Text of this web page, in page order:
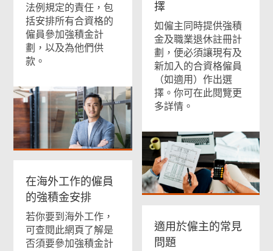
法例規定的責任，包
括安排所有合資格的
僱員參加強積金計
劃，以及為他們供
款。
擇
如僱主同時提供強積
金及職業退休註冊計
劃，便必須讓現有及
新加入的合資格僱員
（如適用）作出選
擇。你可在此閱覽更
多詳情。
在海外工作的僱員
的強積金安排
若你要到海外工作，
可查閱此網頁了解是
否須要參加強積金計
適用於僱主的常見
問題